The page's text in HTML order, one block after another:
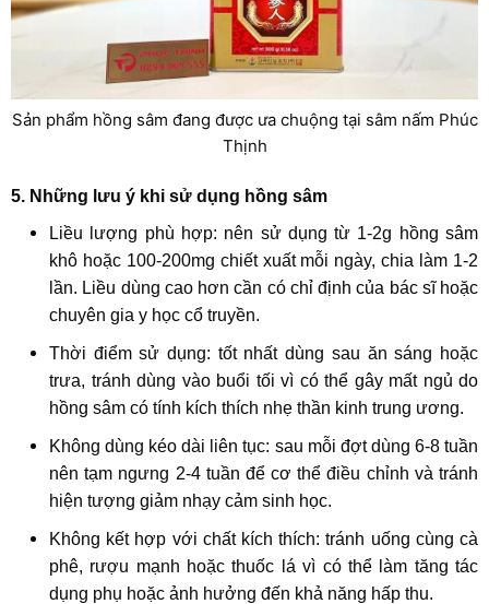
Sản phẩm hồng sâm đang được ưa chuộng tại sâm nấm Phúc
Thịnh
5. Những lưu ý khi sử dụng hồng sâm
Liều lượng phù hợp: nên sử dụng từ 1-2g hồng sâm
khô hoặc 100-200mg chiết xuất mỗi ngày, chia làm 1-2
lần. Liều dùng cao hơn cần có chỉ định của bác sĩ hoặc
chuyên gia y học cổ truyền.
Thời điểm sử dụng: tốt nhất dùng sau ăn sáng hoặc
trưa, tránh dùng vào buổi tối vì có thể gây mất ngủ do
hồng sâm có tính kích thích nhẹ thần kinh trung ương.
Không dùng kéo dài liên tục: sau mỗi đợt dùng 6-8 tuần
nên tạm ngưng 2-4 tuần để cơ thể điều chỉnh và tránh
hiện tượng giảm nhạy cảm sinh học.
Không kết hợp với chất kích thích: tránh uống cùng cà
phê, rượu mạnh hoặc thuốc lá vì có thể làm tăng tác
dụng phụ hoặc ảnh hưởng đến khả năng hấp thu.